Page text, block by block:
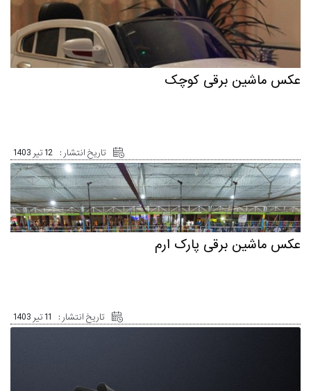
عکس ماشین برقی کوچک
تاریخ انتشار : 12 تیر 1403
عکس ماشین برقی پارک ارم
تاریخ انتشار : 11 تیر 1403